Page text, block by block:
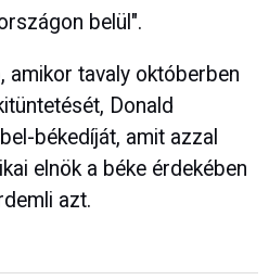
belül".
amikor tavaly októberben
Donald
békedíját, amit azzal
elnök a béke érdekében
azt.